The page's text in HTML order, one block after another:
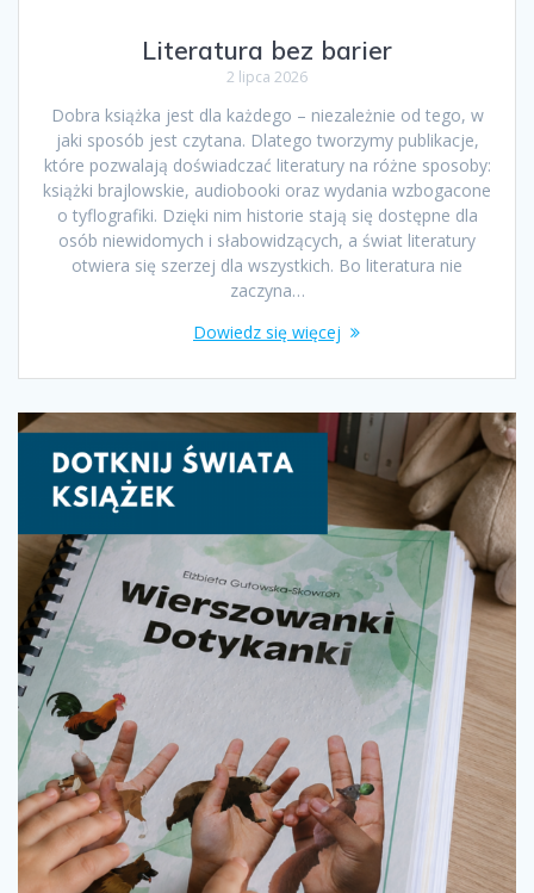
Literatura bez barier
2 lipca 2026
Dobra książka jest dla każdego – niezależnie od tego, w
jaki sposób jest czytana. Dlatego tworzymy publikacje,
które pozwalają doświadczać literatury na różne sposoby:
książki brajlowskie, audiobooki oraz wydania wzbogacone
o tyflografiki. Dzięki nim historie stają się dostępne dla
osób niewidomych i słabowidzących, a świat literatury
otwiera się szerzej dla wszystkich. Bo literatura nie
zaczyna…
Dowiedz się więcej